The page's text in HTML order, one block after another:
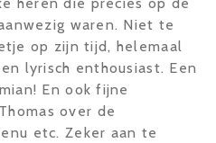
heren die precies op de
waren. Niet te
op zijn tijd, helemaal
lyrisch enthousiast. Een
En ook fijne
over de
etc. Zeker aan te